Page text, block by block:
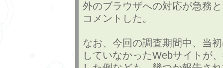
外のブラウザへの対応が急務
コメントした。
なお、今回の調査期間中、当
していなかったWebサイトが